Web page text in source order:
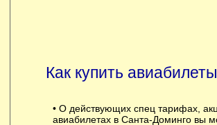
Как купить
• О действующих спец тарифах,
авиабилетах в Санта-Доминго вы